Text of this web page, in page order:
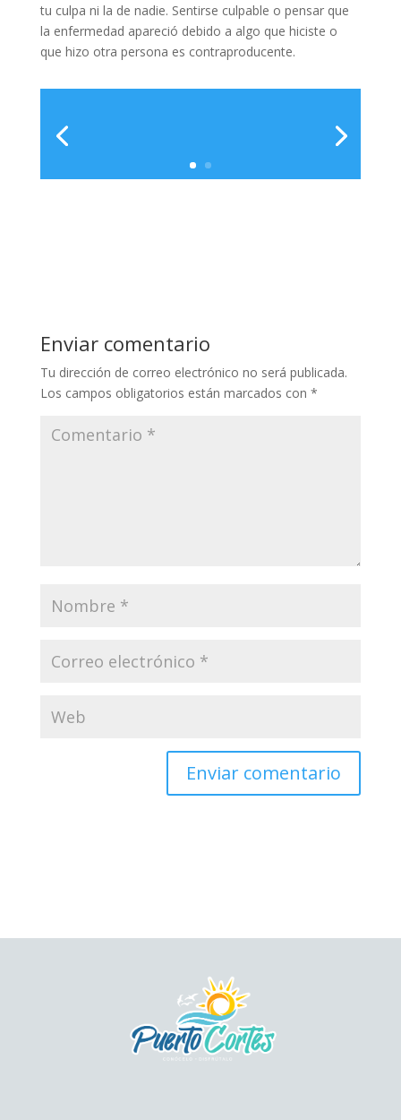
tu culpa ni la de nadie. Sentirse culpable o pensar que
la enfermedad apareció debido a algo que hiciste o
que hizo otra persona es contraproducente.
Enviar comentario
Tu dirección de correo electrónico no será publicada.
Los campos obligatorios están marcados con *